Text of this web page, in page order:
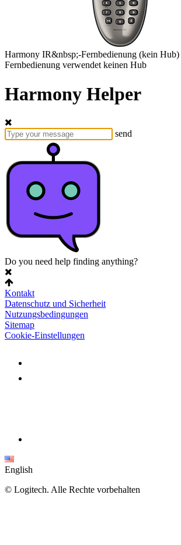
Harmony IR&nbsp;-Fernbedienung (kein Hub)
Fernbedienung verwendet keinen Hub
Harmony Helper
send
Do you need help finding anything?
Kontakt
Datenschutz und Sicherheit
Nutzungsbedingungen
Sitemap
Cookie-Einstellungen
English
© Logitech. Alle Rechte vorbehalten